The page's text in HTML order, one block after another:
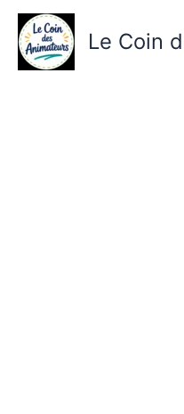
Aller
contenu
Le Coin